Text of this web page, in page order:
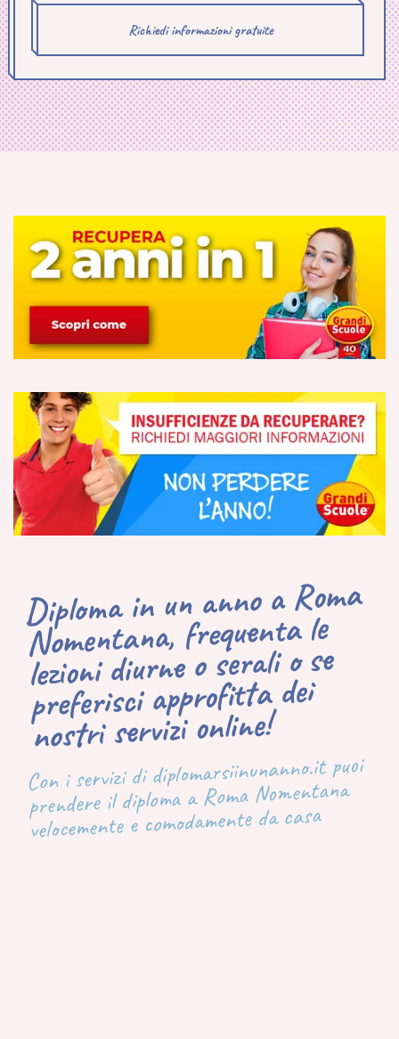
Diploma in un anno a Roma
Nomentana, frequenta le
lezioni diurne o serali o se
preferisci approfitta dei
nostri servizi online!
Con i servizi di diplomarsiinunanno.it puoi
prendere il diploma a Roma Nomentana
velocemente e comodamente da casa